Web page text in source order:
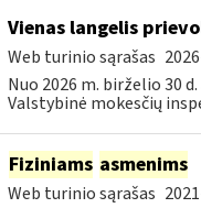
Vienas langelis
Web turinio sąrašas
Nuo 2026 m. birželio 30
Valstybinė mokesčių
Fiziniams asmenims
Web turinio sąrašas